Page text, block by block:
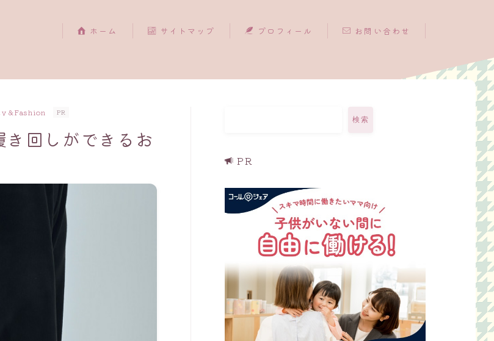
ホーム サイトマップ プロフィール お問い合わせ
＆Fashion PR
回しができるお
検索
PR